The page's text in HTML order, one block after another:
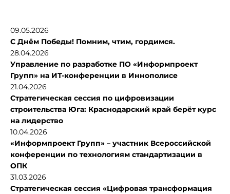
09.05.2026
С Днём Победы! Помним, чтим, гордимся.
28.04.2026
Управление по разработке ПО «Информпроект
Групп» на ИТ-конференции в Иннополисе
21.04.2026
Стратегическая сессия по цифровизации
строительства Юга: Краснодарский край берёт курс
на лидерство
10.04.2026
«Информпроект Групп» – участник Всероссийской
конференции по технологиям стандартизации в
ОПК
31.03.2026
Стратегическая сессия «Цифровая трансформация